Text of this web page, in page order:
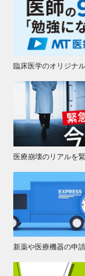
臨床医学のオリジナ
医療崩壊のリアルを
新薬や医療機器の申